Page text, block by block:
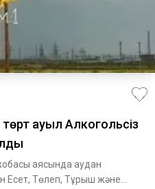
ауыл Алкогольсіз
аясында аудан
Есет, Төлеп, Тұрыш және